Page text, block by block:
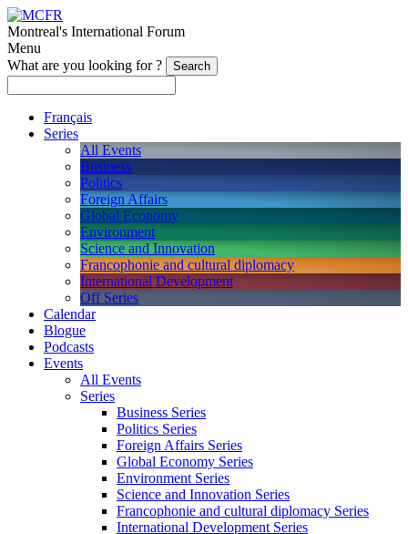
Montreal's International Forum
Menu
What are you looking for ?
Français
Series
All Events
Business
Politics
Foreign Affairs
Global Economy
Environment
Science and Innovation
Francophonie and cultural diplomacy
International Development
Off Series
Calendar
Blogue
Podcasts
Events
All Events
Series
Business Series
Politics Series
Foreign Affairs Series
Global Economy Series
Environment Series
Science and Innovation Series
Francophonie and cultural diplomacy Series
International Development Series